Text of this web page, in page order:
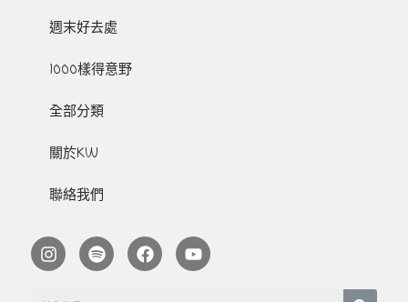
週末好去處
1000樣得意野
全部分類
關於KW
聯絡我們